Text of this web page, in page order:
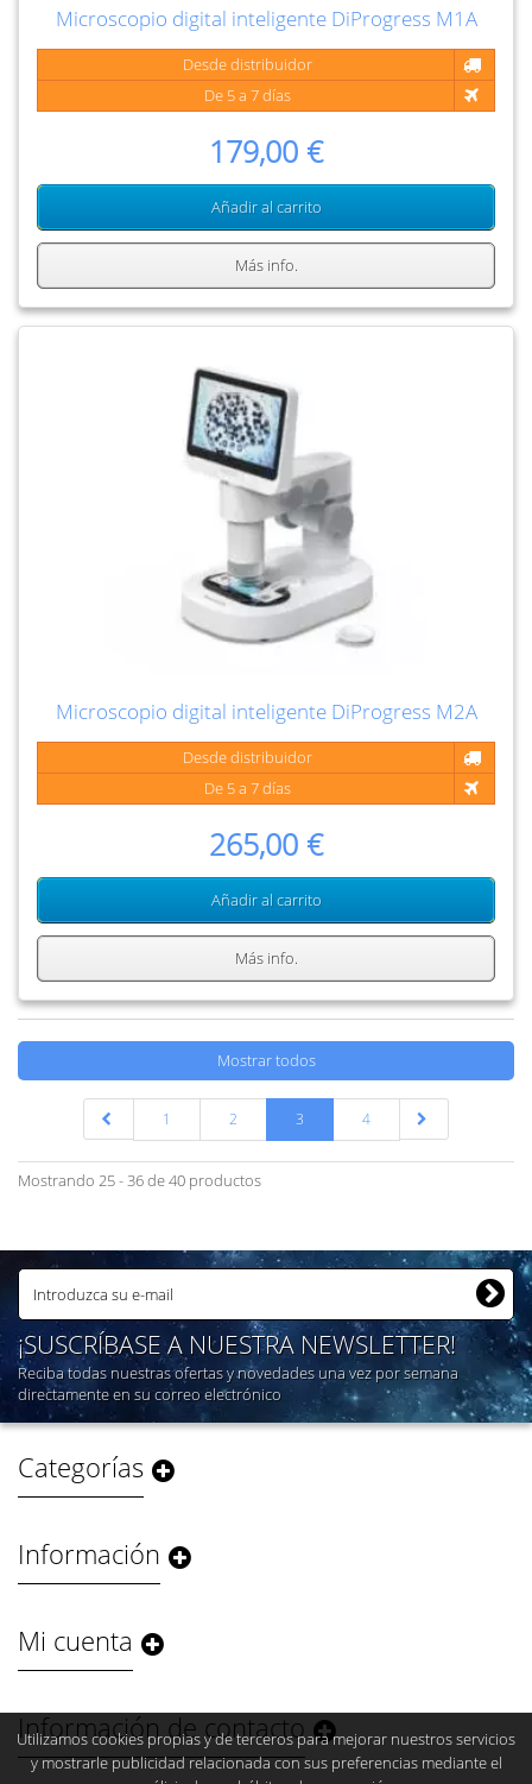
Microscopio digital inteligente DiProgress M1A
Desde distribuidor
De 5 a 7 días
179,00 €
Añadir al carrito
Más info.
Microscopio digital inteligente DiProgress M2A
Desde distribuidor
De 5 a 7 días
265,00 €
Añadir al carrito
Más info.
Mostrar todos
1 2 3 4
Mostrando 25 - 36 de 40 productos
¡SUSCRÍBASE A NUESTRA NEWSLETTER!
Reciba todas nuestras ofertas y novedades una vez por semana
directamente en su correo electrónico
Categorías
Información
Mi cuenta
Información de contacto
Utilizamos cookies propias y de terceros para mejorar nuestros servicios
y mostrarle publicidad relacionada con sus preferencias mediante el